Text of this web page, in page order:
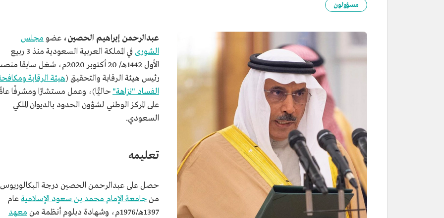
مسؤولون
عبدالرحمن إبراهيم الحصين، عضو مجلس
الشورى
في المملكة العربية السعودية منذ 3 ربيع
الأول 1442هـ/ 20 أكتوبر 2020م، شغل سابقا
رئيس هيئة الرقابة والتحقيق (هيئة الرقابة
الفساد "نزاهة" حاليًّا)، وعمل مستشارًا ومشرفًا
على المركز الوطني لشؤون الحدود بالديوان الملكي
السعودي.
تعليمه
حصل على عبدالرحمن الحصين درجة البكالوريوس
منجامعة الإمام محمد بن سعود الإسلاميةعام
1397هـ/1976م، وشهادة دبلوم أنظمة من
معهد